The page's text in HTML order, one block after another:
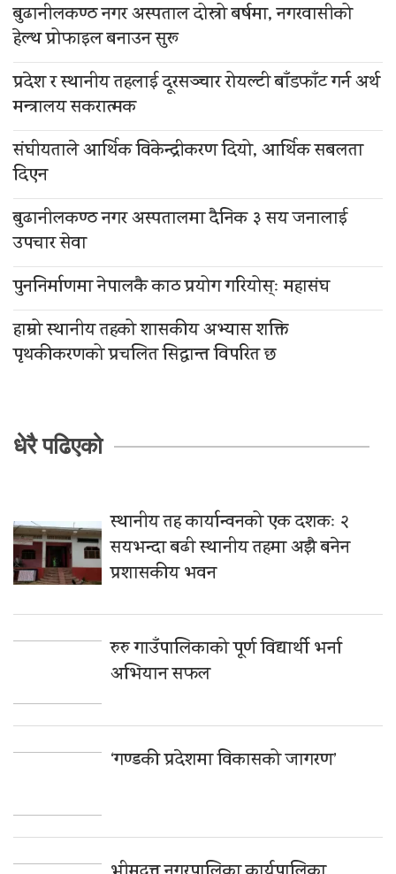
बुढानीलकण्ठ नगर अस्पताल दोस्रो बर्षमा, नगरवासीको
हेल्थ प्रोफाइल बनाउन सुरू
प्रदेश र स्थानीय तहलाई दूरसञ्चार रोयल्टी बाँडफाँट गर्न अर्थ
मन्त्रालय सकरात्मक
संघीयताले आर्थिक विकेन्द्रीकरण दियो, आर्थिक सबलता
दिएन
बुढानीलकण्ठ नगर अस्पतालमा दैनिक ३ सय जनालाई
उपचार सेवा
पुननिर्माणमा नेपालकै काठ प्रयोग गरियोस्ः महासंघ
हाम्रो स्थानीय तहको शासकीय अभ्यास शक्ति
पृथकीकरणको प्रचलित सिद्धान्त विपरित छ
धेरै पढिएको
स्थानीय तह कार्यान्वनको एक दशकः २
सयभन्दा बढी स्थानीय तहमा अझै बनेन
प्रशासकीय भवन
रुरु गाउँपालिकाको पूर्ण विद्यार्थी भर्ना
अभियान सफल
‘गण्डकी प्रदेशमा विकासको जागरण’